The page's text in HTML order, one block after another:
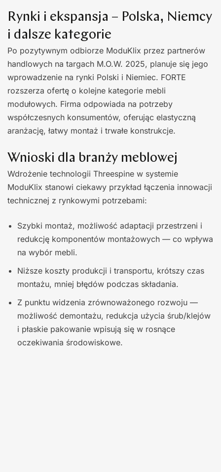
Rynki i ekspansja – Polska, Niemcy
i dalsze kategorie
Po pozytywnym odbiorze ModuKlix przez partnerów
handlowych na targach M.O.W. 2025, planuje się jego
wprowadzenie na rynki Polski i Niemiec. FORTE
rozszerza ofertę o kolejne kategorie mebli
modułowych. Firma odpowiada na potrzeby
współczesnych konsumentów, oferując elastyczną
aranżację, łatwy montaż i trwałe konstrukcje.
Wnioski dla branży meblowej
Wdrożenie technologii Threespine w systemie
ModuKlix stanowi ciekawy przykład łączenia innowacji
technicznej z rynkowymi potrzebami:
Szybki montaż, możliwość adaptacji przestrzeni i
redukcję komponentów montażowych — co wpływa
na wybór mebli.
Niższe koszty produkcji i transportu, krótszy czas
montażu, mniej błędów podczas składania.
Z punktu widzenia zrównoważonego rozwoju —
możliwość demontażu, redukcja użycia śrub/klejów
i płaskie pakowanie wpisują się w rosnące
oczekiwania środowiskowe.